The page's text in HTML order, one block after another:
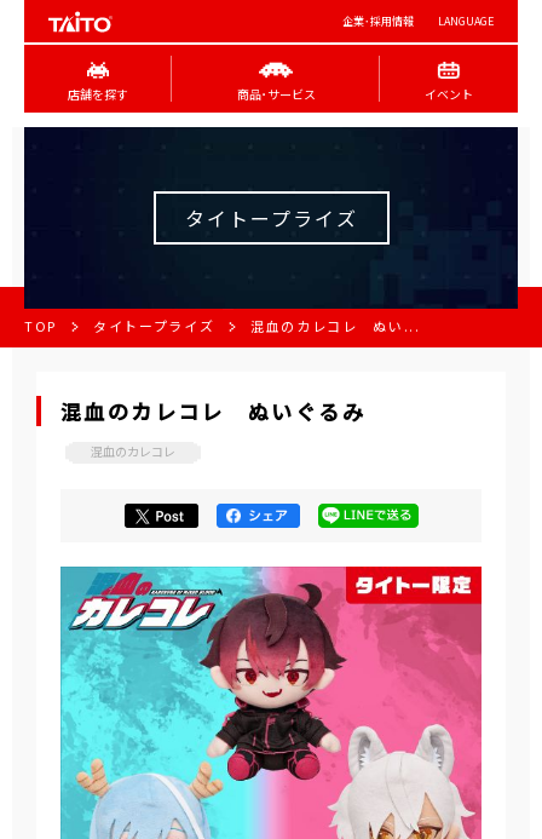
企業･採用情報 LANGUAGE
店舗を探す 商品･サービス イベント
タイトープライズ
TOP タイトープライズ 混血のカレコレ ぬい...
混血のカレコレ ぬいぐるみ
混血のカレコレ